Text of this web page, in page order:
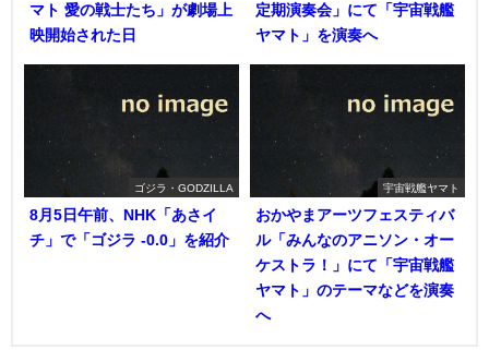
マト 愛の戦士たち」が劇場上
映開始された日
定期演奏会」にて「宇宙戦艦
ヤマト」を演奏へ
ゴジラ・GODZILLA
8月5日午前、NHK「あさイ
チ」で「ゴジラ -0.0」を紹介
宇宙戦艦ヤマト
おかやまアーツフェスティバ
ル「みんなのアニソン・オー
ケストラ！」にて「宇宙戦艦
ヤマト」のテーマなどを演奏
へ